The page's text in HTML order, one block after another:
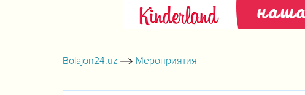
Bolajon24.uz Мероприятия